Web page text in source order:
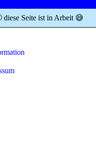
diese Seite ist in Arbeit 😅